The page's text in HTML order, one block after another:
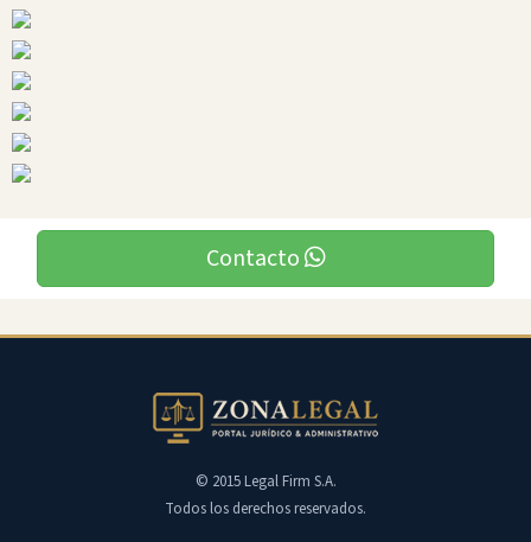
Contacto
© 2015 Legal Firm S.A.
Todos los derechos reservados.